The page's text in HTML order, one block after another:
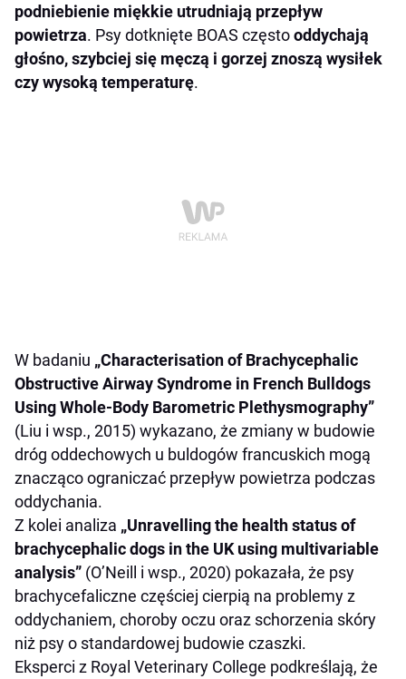
podniebienie miękkie utrudniają przepływ
powietrza. Psy dotknięte BOAS częstooddychają
głośno, szybciej się męczą i gorzej znoszą wysiłek
czy wysoką temperaturę.
W badaniu „Characterisation of Brachycephalic
Obstructive Airway Syndrome in French Bulldogs
Using Whole-Body Barometric Plethysmography”
(Liu i wsp., 2015) wykazano, że zmiany w budowie
dróg oddechowych u buldogów francuskich mogą
znacząco ograniczać przepływ powietrza podczas
oddychania.
Z kolei analiza „Unravelling the health status of
brachycephalic dogs in the UK using multivariable
analysis” (O’Neill i wsp., 2020) pokazała, że psy
brachycefaliczne częściej cierpią na problemy z
oddychaniem, choroby oczu oraz schorzenia skóry
niż psy o standardowej budowie czaszki.
Eksperci z Royal Veterinary College podkreślają, że